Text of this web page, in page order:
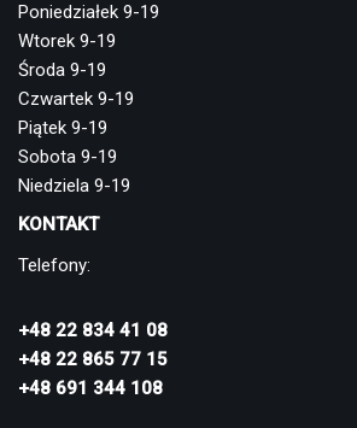
Poniedziałek 9-19
Wtorek 9-19
Środa 9-19
Czwartek 9-19
Piątek 9-19
Sobota 9-19
Niedziela 9-19
KONTAKT
Telefony:
+48 22 834 41 08
+48 22 865 77 15
+48 691 344 108